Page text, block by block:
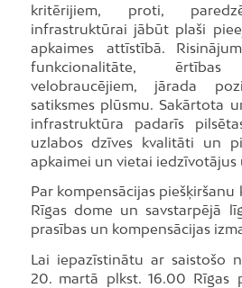
kritērijiem, proti,
infrastruktūrai jābūt plaši
apkaimes attīstībā.
funkcionalitāte,
velobraucējiem, jārada
satiksmes plūsmu. Sakārtota
infrastruktūra padarīs
uzlabos dzīves kvalitāti un
apkaimei un vietai iedzīvotājus
Par kompensācijas
Rīgas dome un savstarpējā
prasības un kompensācijas
Lai iepazīstinātu ar saistošo
20. martā plkst. 16.00 Rīgas